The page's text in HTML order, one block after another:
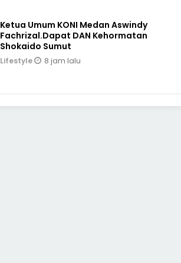
Ketua Umum KONI Medan Aswindy
Fachrizal.Dapat DAN Kehormatan
Shokaido Sumut
Lifestyle 8 jam lalu